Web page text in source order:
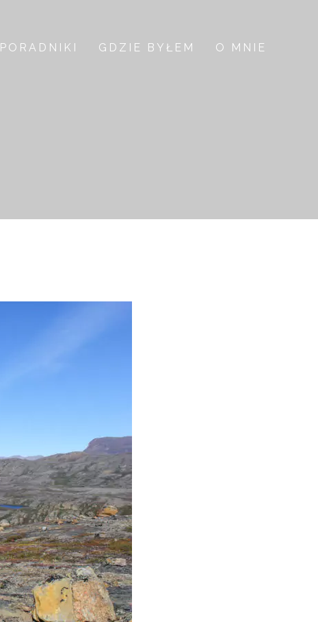
PORADNIKI GDZIE BYŁEM O MNIE